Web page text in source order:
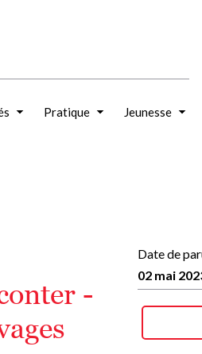
Pratique Jeunesse
-
Date de
02 mai